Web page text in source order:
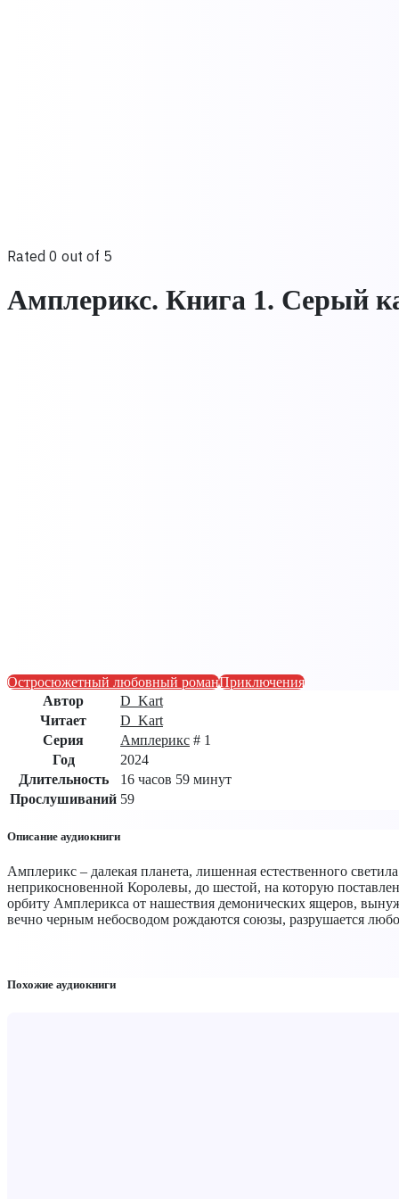
Rated 0 out of 5
Амплерикс. Книга 1. Серый
Остросюжетный любовный романПриключения
Автор
D_Kart
Читает
D_Kart
Серия
Амплерикс # 1
Год
2024
Длительность
16 часов 59 минут
Прослушиваний 59
Описание аудиокниги
Амплерикс – далекая планета, лишенная естественного
неприкосновенной Королевы, до шестой, на которую
орбиту Амплерикса от нашествия демонических ящеров,
вечно черным небосводом рождаются союзы, разрушается
Похожие аудиокниги